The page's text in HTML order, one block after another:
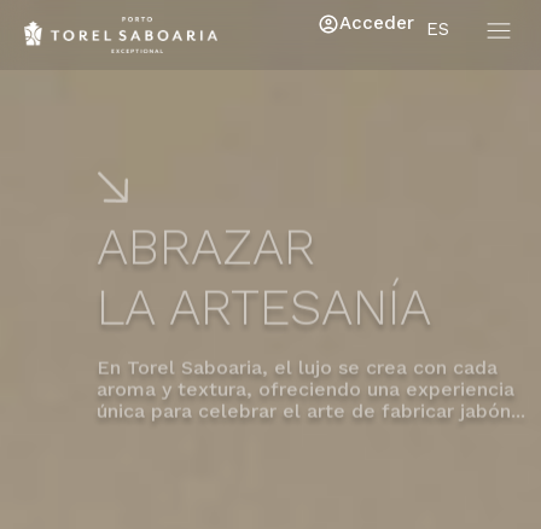
ES
Acceder
ABRAZAR
LA ARTESANÍA
En Torel Saboaria, el lujo se crea con cada
única para celebrar el arte de fabricar jabón...